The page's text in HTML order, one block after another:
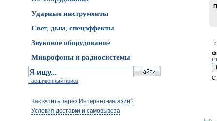
Ударные инструменты
Свет, дым, спецэффекты
Звуковое оборудование
Микрофоны и радиосистемы
Расширенный поиск
Как купить через Интернет-магазин?
Условия доставки и самовывоза